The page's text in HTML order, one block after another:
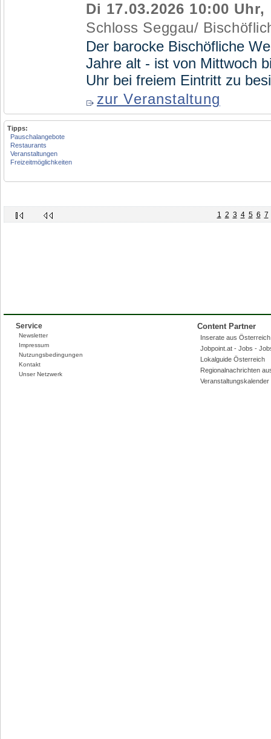
Di 17.03.2026 10:00
Schloss Seggau/
Der barocke Bischöfliche
Jahre alt - ist von Mittwoch
Uhr bei freiem Eintritt zu
zur Veranstaltung
Tipps:
Pauschalangebote
Restaurants
Veranstaltungen
Freizeitmöglichkeiten
1 2 3 4 5 6 7
Service
Newsletter
Impressum
Nutzungsbedingungen
Kontakt
Unser Netzwerk
Content Partner
Inserate aus
Jobpoint.at - Jobs -
Lokalguide Österreich
Regionalnachrichten